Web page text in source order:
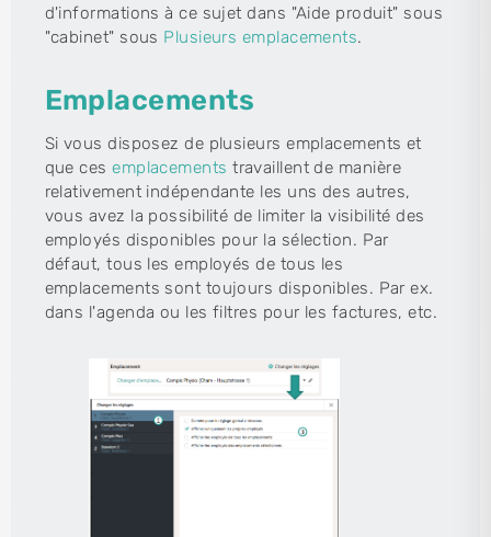
d'informations à ce sujet dans "Aide produit" sous
"cabinet" sous Plusieurs emplacements.
Emplacements
Si vous disposez de plusieurs emplacements et
que cesemplacements travaillent de manière
relativement indépendante les uns des autres,
vous avez la possibilité de limiter la visibilité des
employés disponibles pour la sélection. Par
défaut, tous les employés de tous les
emplacements sont toujours disponibles. Par ex.
dans l'agenda ou les filtres pour les factures, etc.